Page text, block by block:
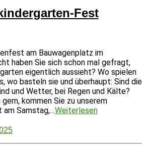
Fest
am Bauwagenplatz im
haben Sie sich schon mal gefragt,
eigentlich aussieht? Wo spielen
wo basteln sie und überhaupt: Sind die
und Wetter, bei Regen und Kälte?
kommen Sie zu unserem
Samstag,…Weiterlesen